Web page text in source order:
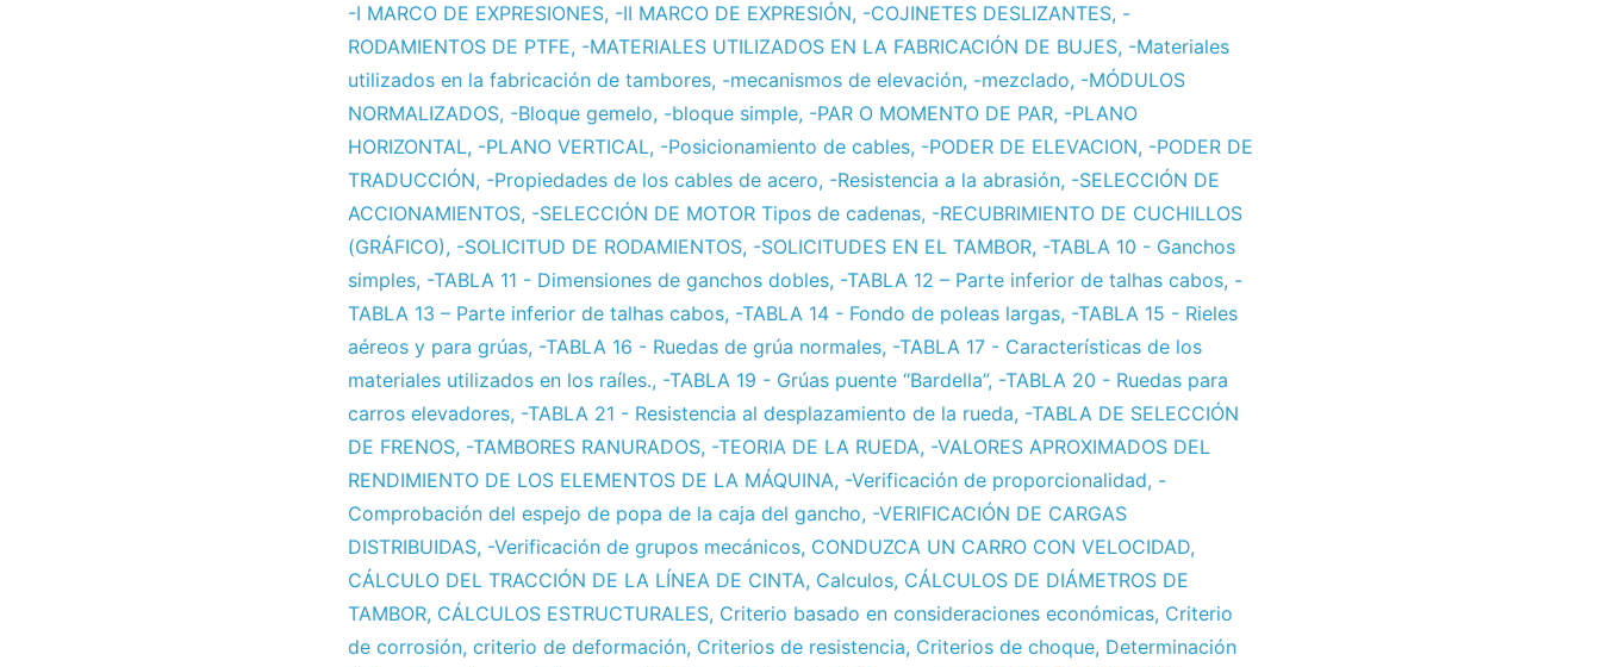
-I MARCO DE EXPRESIONES, -II MARCO DE EXPRESIÓN, -COJINETES DESLIZANTES, -
RODAMIENTOS DE PTFE, -MATERIALES UTILIZADOS EN LA FABRICACIÓN DE BUJES, -Materiales
utilizados en la fabricación de tambores, -mecanismos de elevación, -mezclado, -MÓDULOS
NORMALIZADOS, -Bloque gemelo, -bloque simple, -PAR O MOMENTO DE PAR, -PLANO
HORIZONTAL, -PLANO VERTICAL, -Posicionamiento de cables, -PODER DE ELEVACION, -PODER DE
TRADUCCIÓN, -Propiedades de los cables de acero, -Resistencia a la abrasión, -SELECCIÓN DE
ACCIONAMIENTOS, -SELECCIÓN DE MOTOR Tipos de cadenas, -RECUBRIMIENTO DE CUCHILLOS
(GRÁFICO), -SOLICITUD DE RODAMIENTOS, -SOLICITUDES EN EL TAMBOR, -TABLA 10 - Ganchos
simples, -TABLA 11 - Dimensiones de ganchos dobles, -TABLA 12 – Parte inferior de talhas cabos, -
TABLA 13 – Parte inferior de talhas cabos, -TABLA 14 - Fondo de poleas largas, -TABLA 15 - Rieles
aéreos y para grúas, -TABLA 16 - Ruedas de grúa normales, -TABLA 17 - Características de los
materiales utilizados en los raíles., -TABLA 19 - Grúas puente “Bardella”, -TABLA 20 - Ruedas para
carros elevadores, -TABLA 21 - Resistencia al desplazamiento de la rueda, -TABLA DE SELECCIÓN
DE FRENOS, -TAMBORES RANURADOS, -TEORIA DE LA RUEDA, -VALORES APROXIMADOS DEL
RENDIMIENTO DE LOS ELEMENTOS DE LA MÁQUINA, -Verificación de proporcionalidad, -
Comprobación del espejo de popa de la caja del gancho, -VERIFICACIÓN DE CARGAS
DISTRIBUIDAS, -Verificación de grupos mecánicos, CONDUZCA UN CARRO CON VELOCIDAD,
CÁLCULO DEL TRACCIÓN DE LA LÍNEA DE CINTA, Calculos, CÁLCULOS DE DIÁMETROS DE
TAMBOR, CÁLCULOS ESTRUCTURALES, Criterio basado en consideraciones económicas, Criterio
de corrosión, criterio de deformación, Criterios de resistencia, Criterios de choque, Determinación